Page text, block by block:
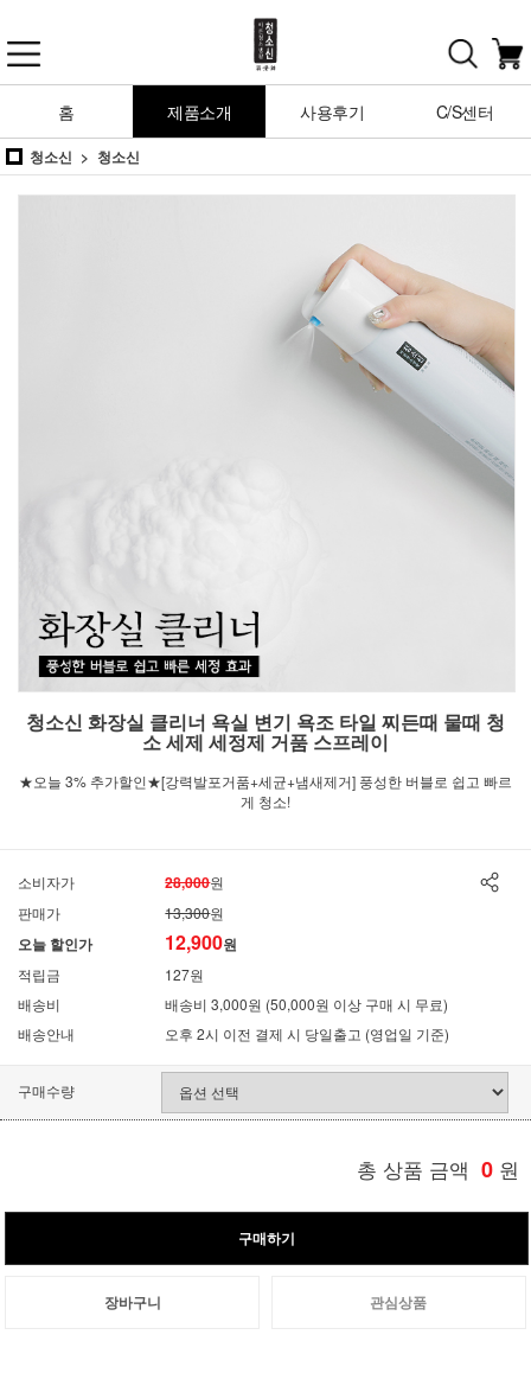
홈 제품소개 사용후기 C/S센터
청소신 청소신
청소신 화장실 클리너 욕실 변기 욕조 타일 찌든때 물때 청
소 세제 세정제 거품 스프레이
★오늘 3% 추가할인★[강력발포거품+세균+냄새제거] 풍성한 버블로 쉽고 빠르
게 청소!
소비자가 28,000원
판매가
13,300원
오늘 할인가 12,900원
적립금
127원
배송비
배송비 3,000원 (50,000원 이상 구매 시 무료)
배송안내
오후 2시 이전 결제 시 당일출고 (영업일 기준)
구매수량
총 상품 금액 0 원
구매하기
장바구니 관심상품